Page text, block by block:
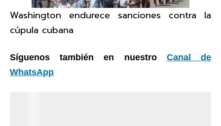
Washington endurece sanciones contra la
cúpula cubana
Síguenos también en nuestro Canal de
WhatsApp